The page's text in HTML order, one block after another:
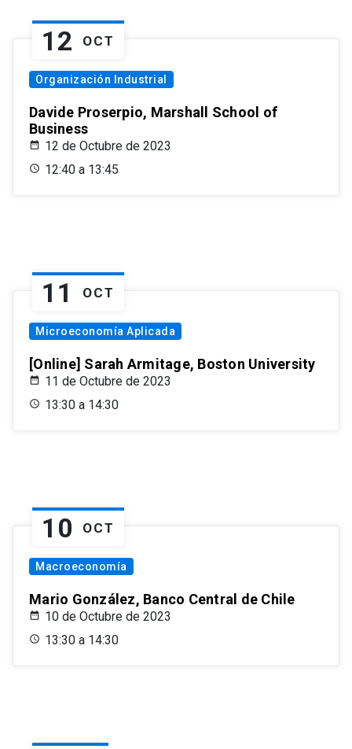
12 OCT
Organización Industrial
Davide Proserpio, Marshall School of
Business
12 de Octubre de 2023
12:40 a 13:45
11 OCT
Microeconomía Aplicada
[Online] Sarah Armitage, Boston University
11 de Octubre de 2023
13:30 a 14:30
10 OCT
Macroeconomía
Mario González, Banco Central de Chile
10 de Octubre de 2023
13:30 a 14:30